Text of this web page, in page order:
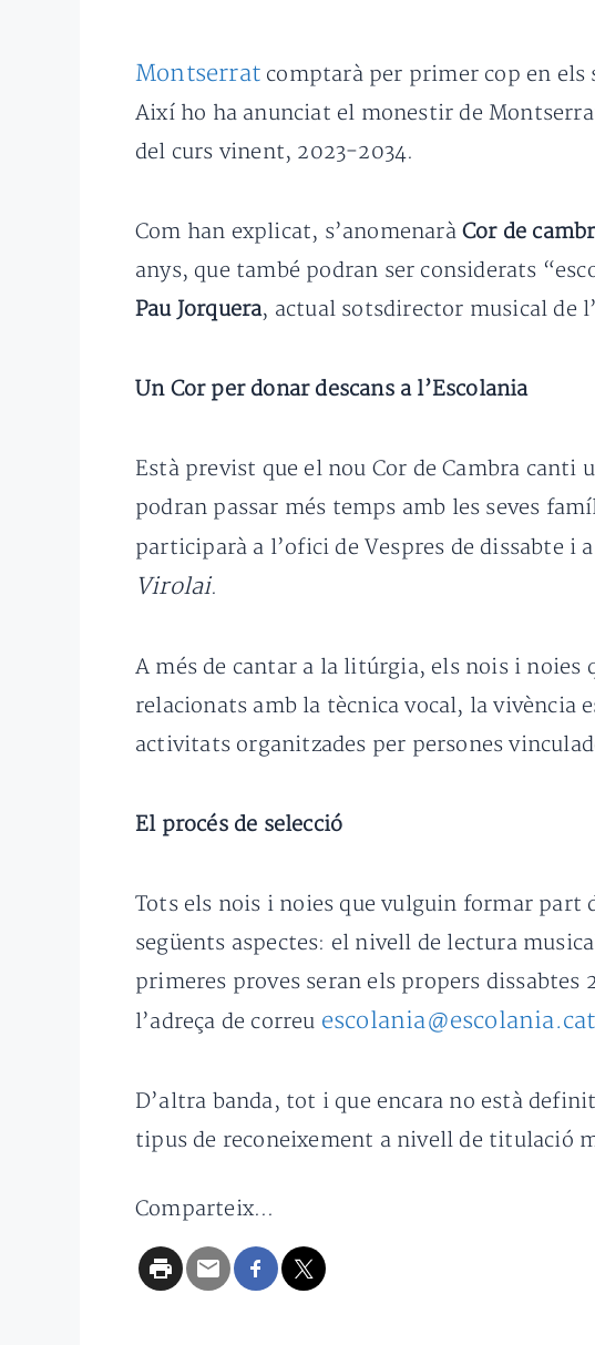
Montserrat comptarà per primer cop en els
Així ho ha anunciat el monestir de
del curs vinent, 2023-2034.
Com han explicat, s’anomenarà Cor de
anys, que també podran ser considerats
Pau Jorquera, actual sotsdirector musical de
Un Cor per donar descans a l’Escolania
Està previst que el nou Cor de Cambra canti
podran passar més temps amb les seves
participarà a l’ofici de Vespres de dissabte i
Virolai.
A més de cantar a la litúrgia, els nois i
relacionats amb la tècnica vocal, la
activitats organitzades per persones
El procés de selecció
Tots els nois i noies que vulguin formar part
següents aspectes: el nivell de lectura
primeres proves seran els propers dissabtes
l’adreça de correu escolania@escolania.cat
D’altra banda, tot i que encara no està
tipus de reconeixement a nivell de titulació
Comparteix...